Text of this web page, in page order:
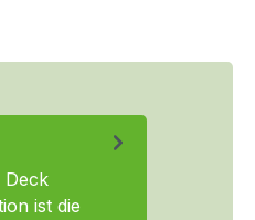
Deck
ist die